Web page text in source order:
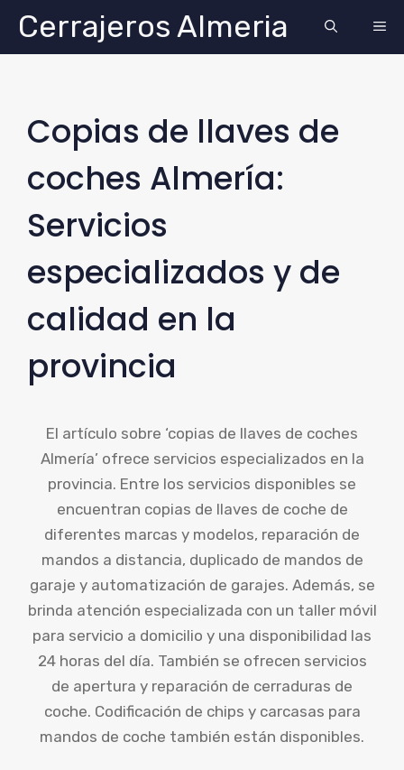
SaltarCerrajeros Almeria
Copias de llaves de
coches Almería:
Servicios
especializados y de
calidad en la
provincia
El artículo sobre ‘copias de llaves de coches
Almería’ ofrece servicios especializados en la
provincia. Entre los servicios disponibles se
encuentran copias de llaves de coche de
diferentes marcas y modelos, reparación de
mandos a distancia, duplicado de mandos de
garaje y automatización de garajes. Además, se
brinda atención especializada con un taller móvil
para servicio a domicilio y una disponibilidad las
24 horas del día. También se ofrecen servicios
de apertura y reparación de cerraduras de
coche. Codificación de chips y carcasas para
mandos de coche también están disponibles.